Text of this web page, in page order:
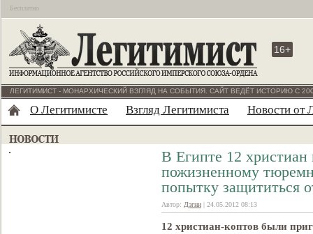
Бесплатно
16+
ЛЕГИТИМИСТ - МОНАРХИЧЕСКИЙ ВЗГЛЯД НА СОБЫТИЯ. САЙТ ВЕДЁТ ИСТОРИЮ С
О Легитимисте Взгляд Легитимиста Новости от
В Египте 12 христиан
пожизненному
попытку защититься
Автор: Дэгни | 24.05.2012 08:13
12 христиан-коптов были